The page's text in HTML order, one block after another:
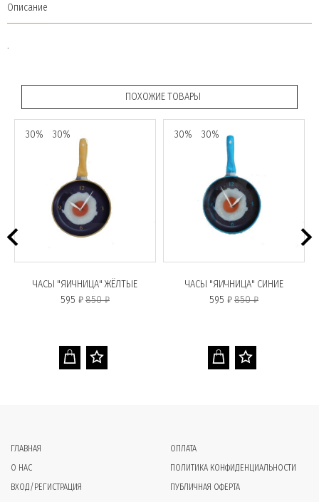
Описание
.
ПОХОЖИЕ ТОВАРЫ
30% 30%
ЧАСЫ "ЯИЧНИЦА" ЖЁЛТЫЕ
595 ₽850 ₽
30% 30%
ЧАСЫ "ЯИЧНИЦА" СИНИЕ
595 ₽850 ₽
ГЛАВНАЯ
О НАС
ВХОД/РЕГИСТРАЦИЯ
ОПЛАТА
ПОЛИТИКА КОНФИДЕНЦИАЛЬНОСТИ
ПУБЛИЧНАЯ ОФЕРТА